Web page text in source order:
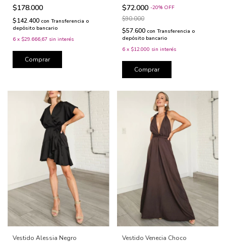
$178.000
$142.400 con Transferencia o
depósito bancario
6 x $29.666,67 sin interés
Comprar
$72.000 -20% OFF
$90.000
$57.600 con Transferencia o
depósito bancario
6 x $12.000 sin interés
Comprar
Vestido Alessia Negro Vestido Venecia Choco